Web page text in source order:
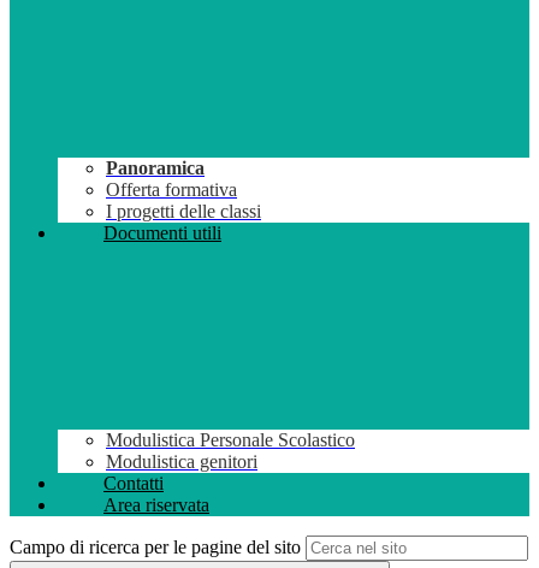
Panoramica
Offerta formativa
I progetti delle classi
Documenti utili
Modulistica Personale Scolastico
Modulistica genitori
Contatti
Area riservata
Campo di ricerca per le pagine del sito